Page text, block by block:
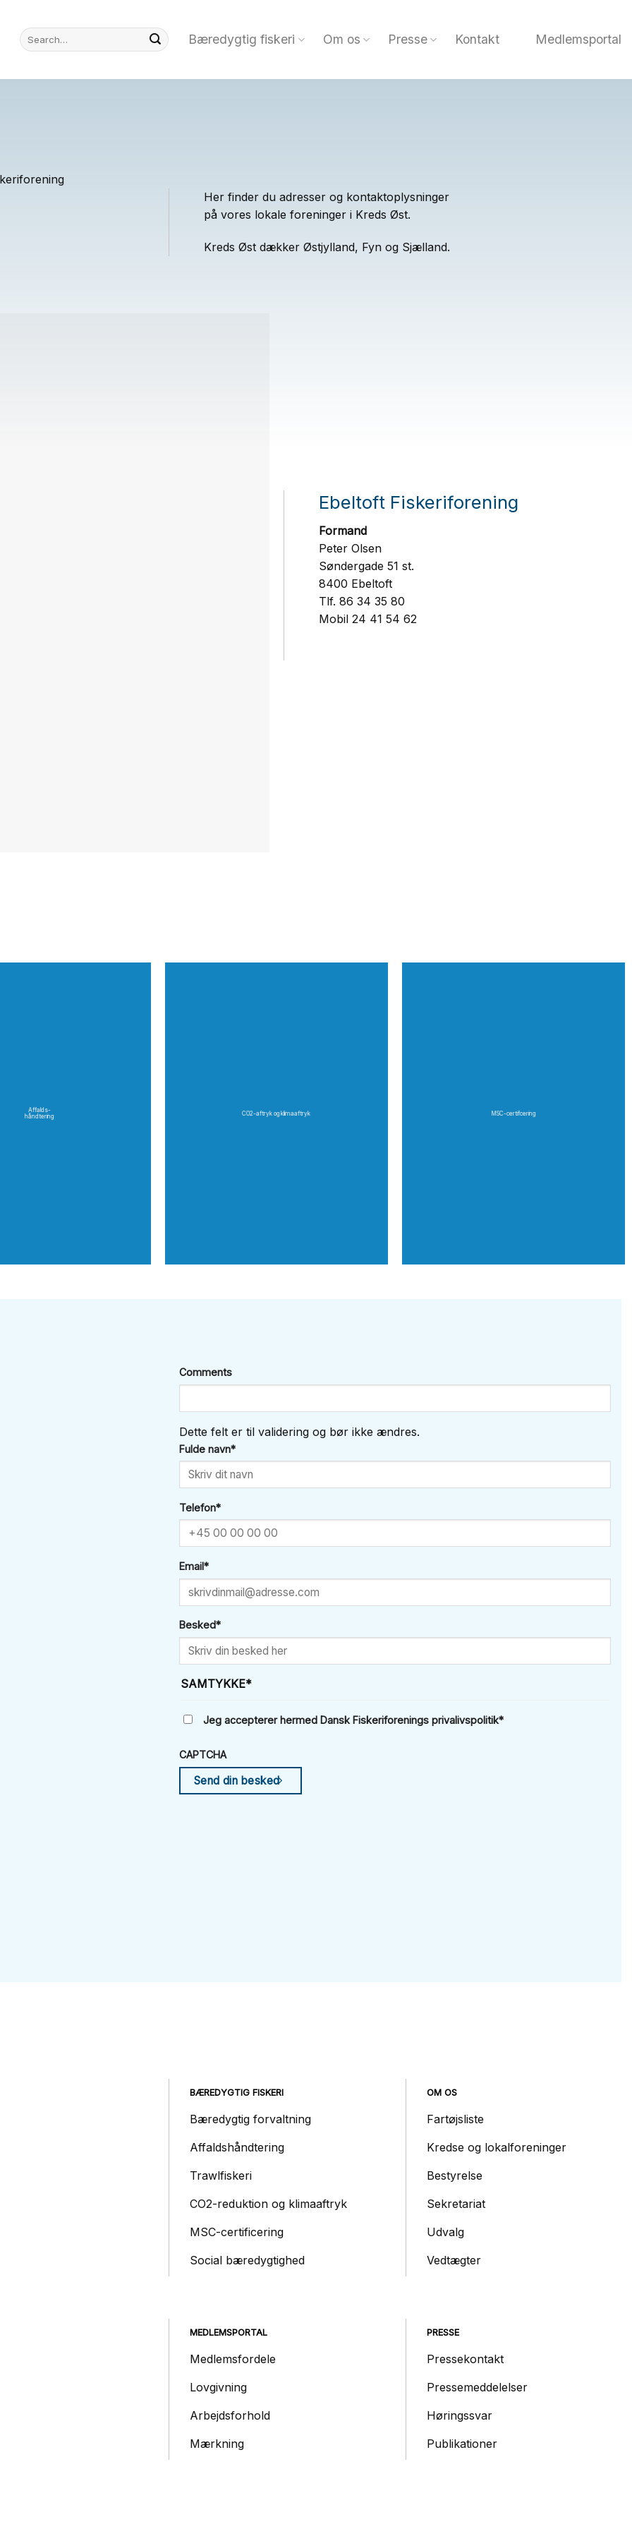
Bæredygtig fiskeri Om os Presse Kontakt Medlemsportal
Her finder du adresser og kontaktoplysninger
på vores lokale foreninger i Kreds Øst.
Kreds Øst dækker Østjylland, Fyn og Sjælland.
Ebeltoft Fiskeriforening
Formand
Peter Olsen
Søndergade 51 st.
8400 Ebeltoft
Tlf. 86 34 35 80
Mobil 24 41 54 62
Affalds-
håndtering
CO2-aftryk og klimaaftryk MSC-certifcering
Comments
Dette felt er til validering og bør ikke ændres.
Fulde navn*
Telefon*
Email*
Besked*
SAMTYKKE*
Jeg accepterer hermed Dansk Fiskeriforenings privalivspolitik*
CAPTCHA
Send din besked
BÆREDYGTIG FISKERI
Bæredygtig forvaltning
Affaldshåndtering
Trawlfiskeri
CO2-reduktion og klimaaftryk
MSC-certificering
Social bæredygtighed
OM OS
Fartøjsliste
Kredse og lokalforeninger
Bestyrelse
Sekretariat
Udvalg
Vedtægter
MEDLEMSPORTAL
Medlemsfordele
Lovgivning
Arbejdsforhold
Mærkning
PRESSE
Pressekontakt
Pressemeddelelser
Høringssvar
Publikationer